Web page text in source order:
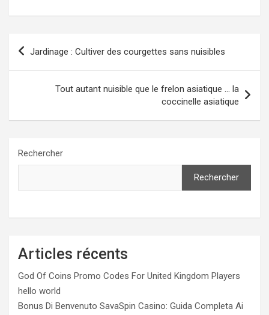
Navigation
l’article
Jardinage : Cultiver des courgettes sans nuisibles
Tout autant nuisible que le frelon asiatique … la
coccinelle asiatique
Rechercher
Rechercher
Articles récents
God Of Coins Promo Codes For United Kingdom Players
hello world
Bonus Di Benvenuto SavaSpin Casino: Guida Completa Ai